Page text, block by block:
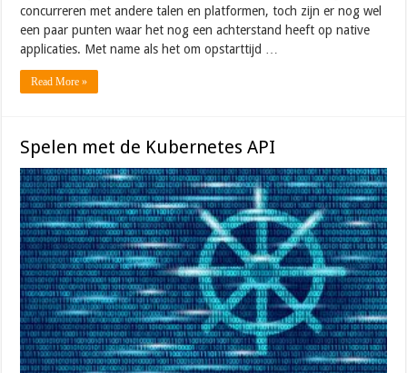
concurreren met andere talen en platformen, toch zijn er nog wel
een paar punten waar het nog een achterstand heeft op native
applicaties. Met name als het om opstarttijd …
Read More »
Spelen met de Kubernetes API